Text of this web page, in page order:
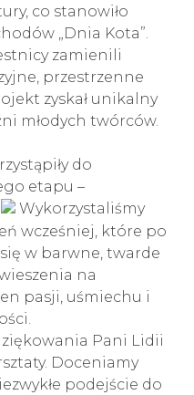
co stanowiło
„Dnia Kota”.
zamienili
przestrzenne
zyskał unikalny
młodych twórców.
do
etapu –
Wykorzystaliśmy
wcześniej, które po
w barwne, twarde
na
pasji, uśmiechu i
Pani Lidii
Doceniamy
podejście do